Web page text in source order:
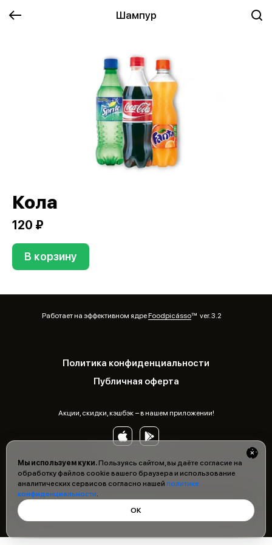
Шампур
Мы используем куки.Пользуясь сайтом, вы даёте согласие на
обработку файлов cookie вашего браузера и использование
аналитических сервисов согласно нашей политике
конфиденциальности.
ОК
Кола
120 ₽
В корзину
Работает на эффективном ядреFoodpicássover. 3.2
Политика конфиденциальности
Публичная оферта
Акции, скидки, кэшбэк − в нашем приложении!